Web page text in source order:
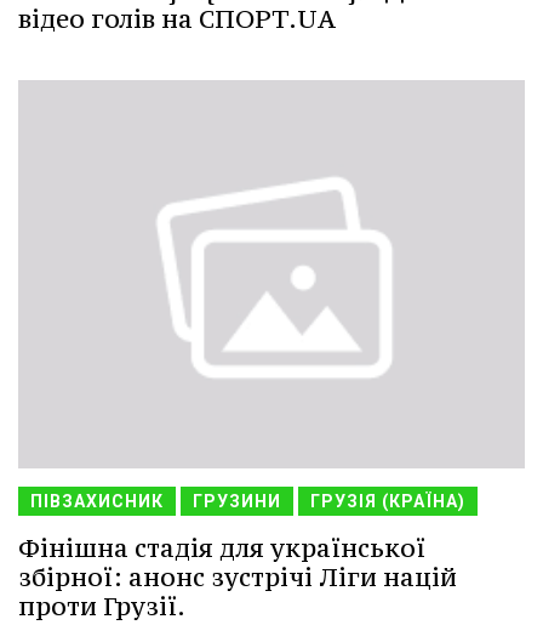
відео голів на СПОРТ.UA
ПІВЗАХИСНИК ГРУЗИНИ ГРУЗІЯ (КРАЇНА)
Фінішна стадія для української
збірної: анонс зустрічі Ліги націй
проти Грузії.